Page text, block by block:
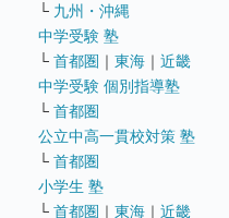
└ 九州・沖縄
中学受験 塾
└ 首都圏 ｜ 東海 ｜ 近畿
中学受験 個別指導塾
└ 首都圏
公立中高一貫校対策 塾
└ 首都圏
小学生 塾
└ 首都圏 ｜ 東海 ｜ 近畿